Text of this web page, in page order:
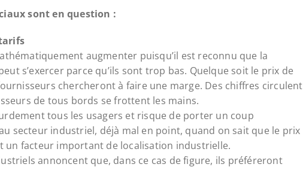
sont en question :
augmenter puisqu’il est reconnu que la
s’exercer parce qu’ils sont trop bas. Quelque soit le prix de
chercheront à faire une marge. Des chiffres circulent
de tous bords se frottent les mains.
tous les usagers et risque de porter un coup
secteur industriel, déjà mal en point, quand on sait que le prix
un facteur important de localisation industrielle.
annoncent que, dans ce cas de figure, ils préféreront